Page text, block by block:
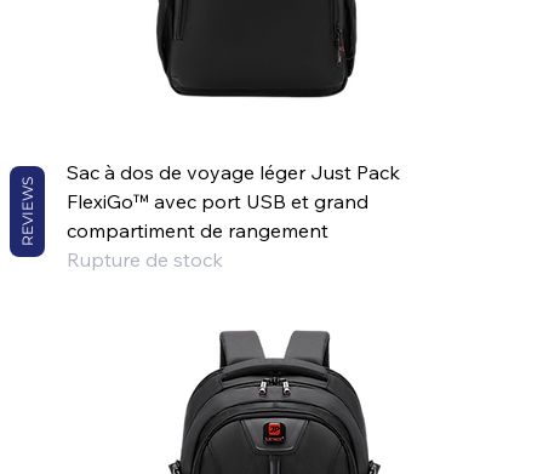
Sac à dos de voyage léger Just Pack
FlexiGo™ avec port USB et grand
compartiment de rangement
Rupture de stock
REVIEWS